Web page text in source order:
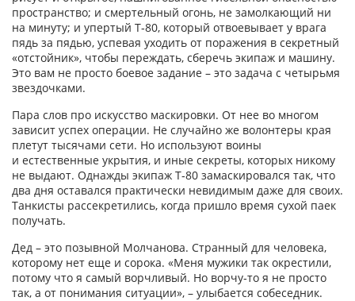
пространство; и смертельный огонь, не замолкающий ни
на минуту; и упертый Т‑80, который отвоевывает у врага
пядь за пядью, успевая уходить от поражения в секретный
«отстойник», чтобы переждать, сберечь экипаж и машину.
Это вам не просто боевое задание – это задача с четырьмя
звездочками.
Пара слов про искусство маскировки. От нее во многом
зависит успех операции. Не случайно же волонтеры края
плетут тысячами сети. Но используют воины
и естественные укрытия, и иные секреты, которых никому
не выдают. Однажды экипаж Т‑80 замаскировался так, что
два дня оставался практически невидимым даже для своих.
Танкисты рассекретились, когда пришло время сухой паек
получать.
Дед – это позывной Молчанова. Странный для человека,
которому нет еще и сорока. «Меня мужики так окрестили,
потому что я самый ворчливый. Но ворчу‑то я не просто
так, а от понимания ситуации», – улыбается собеседник.